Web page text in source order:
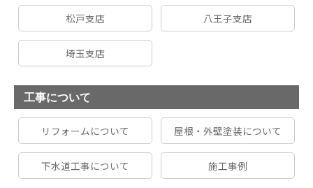
松戸支店 八王子支店
埼玉支店
工事について
リフォームについて 屋根・外壁塗装について
下水道工事について 施工事例